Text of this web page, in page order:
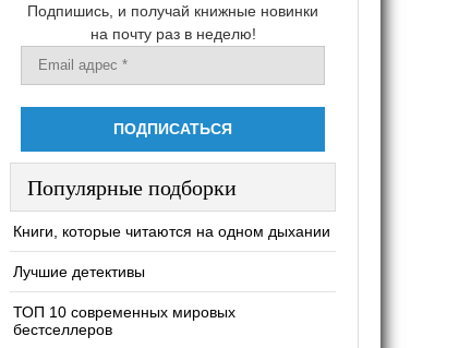
Подпишись, и получай книжные новинки
на почту раз в неделю!
Популярные подборки
Книги, которые читаются на одном дыхании
Лучшие детективы
ТОП 10 современных мировых
бестселлеров